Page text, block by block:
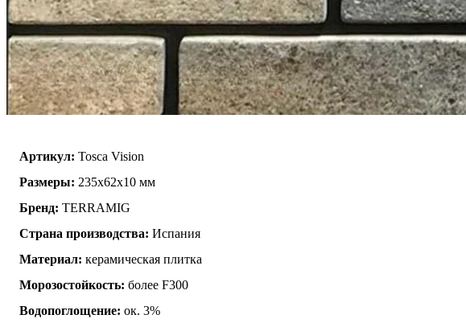
Артикул: Tosca Vision
Размеры: 235x62x10 мм
Бренд: TERRAMIG
Страна производства: Испания
Материал: керамическая плитка
Морозостойкость: более F300
Водопоглощение: ок. 3%